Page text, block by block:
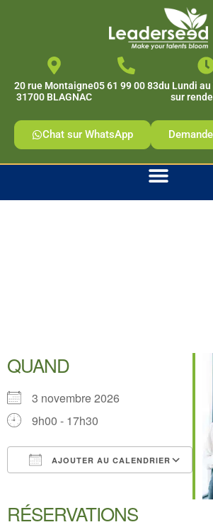
20 rue Montaigne
31700 BLAGNAC
05 61 99 00 83du Lundi
sur
Chat sur WhatsApp
QUAND
3 novembre 2026
9h00 - 17h30
AJOUTER AU CALENDRIER
Outlook
RÉSERVATIONS